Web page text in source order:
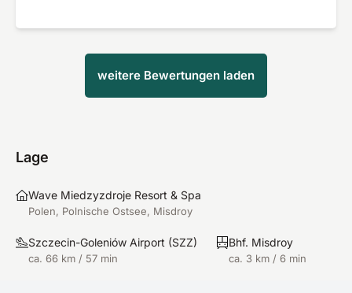
Bademantel schöner,
weitere Bewertungen laden
Lage
Wave Miedzyzdroje Resort & Spa
Polen, Polnische Ostsee, Misdroy
Szczecin-Goleniów Airport (SZZ)
ca. 66 km / 57 min
Bhf. Misdroy
ca. 3 km / 6 min